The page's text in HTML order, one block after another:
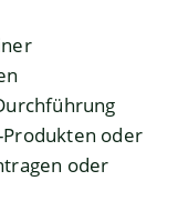
oder
oder